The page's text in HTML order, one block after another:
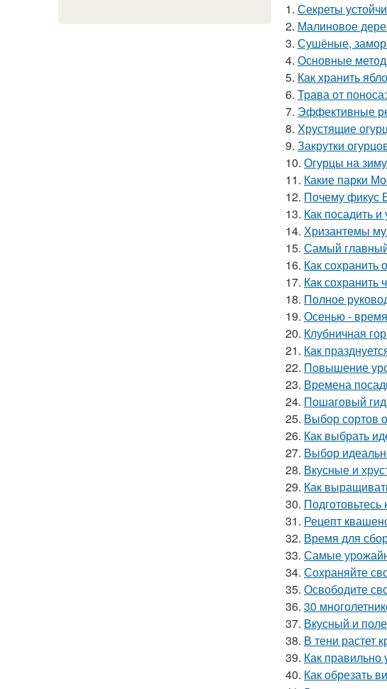
1. Секреты
2. Малиновое
3. Сушёные,
4. Основные
5. Как хранить
6. Трава от
7. Эффективные
8. Хрустящие
9. Закрутки
10. Огурцы на
11. Какие парки
12. Почему фикус
13. Как посадить
14. Хризантемы
15. Самый главный
16. Как сохранить
17. Как
18. Полное
19. Осенью - время
20. Клубничная
21. Как
22. Повышение
23. Времена
24. Пошаговый
25. Выбор сортов
26. Как выбрать
27. Выбор
28. Вкусные и
29. Как
30.
31. Рецепт
32. Время для
33. Самые
34. Сохраняйте
35. Освободите
36. 30
37. Вкусный и
38. В тени растет
39. Как правильно
40. Как обрезать